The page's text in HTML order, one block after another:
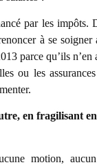
par les impôts.
à se
parce qu’ils n’en
ou les
en fragilisant
motion,